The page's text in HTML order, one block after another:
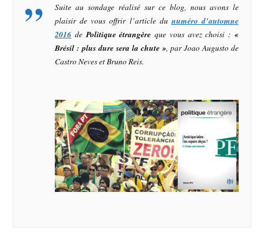
Suite au sondage réalisé sur ce blog, nous avons le
plaisir de vous offrir l’article du numéro d’automne
2016 dePolitique étrangère que vous avez choisi : «
Brésil : plus dure sera la chute », par Joao Augusto de
Castro Neves et Bruno Reis.